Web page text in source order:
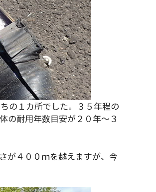
の１カ所でした。３５年程の
の耐用年数目安が２０年～３
が４００ｍを越えますが、今